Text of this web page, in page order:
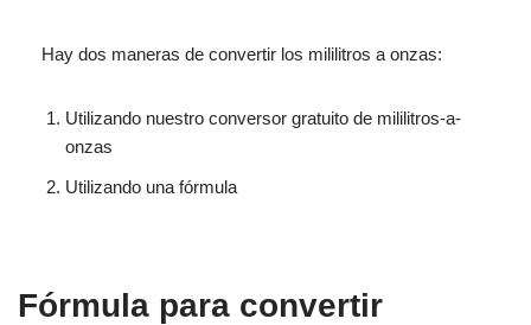
Hay dos maneras de convertir los mililitros a onzas:
Utilizando nuestro conversor gratuito de mililitros-a-
onzas
Utilizando una fórmula
Fórmula para convertir